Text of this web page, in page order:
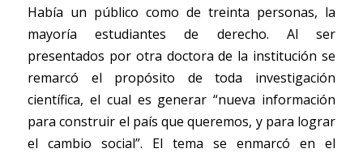
Había un público como de treinta personas, la
mayoría estudiantes de derecho. Al ser
presentados por otra doctora de la institución se
remarcó el propósito de toda investigación
científica, el cual es generar “nueva información
para construir el país que queremos, y para lograr
el cambio social”. El tema se enmarcó en el